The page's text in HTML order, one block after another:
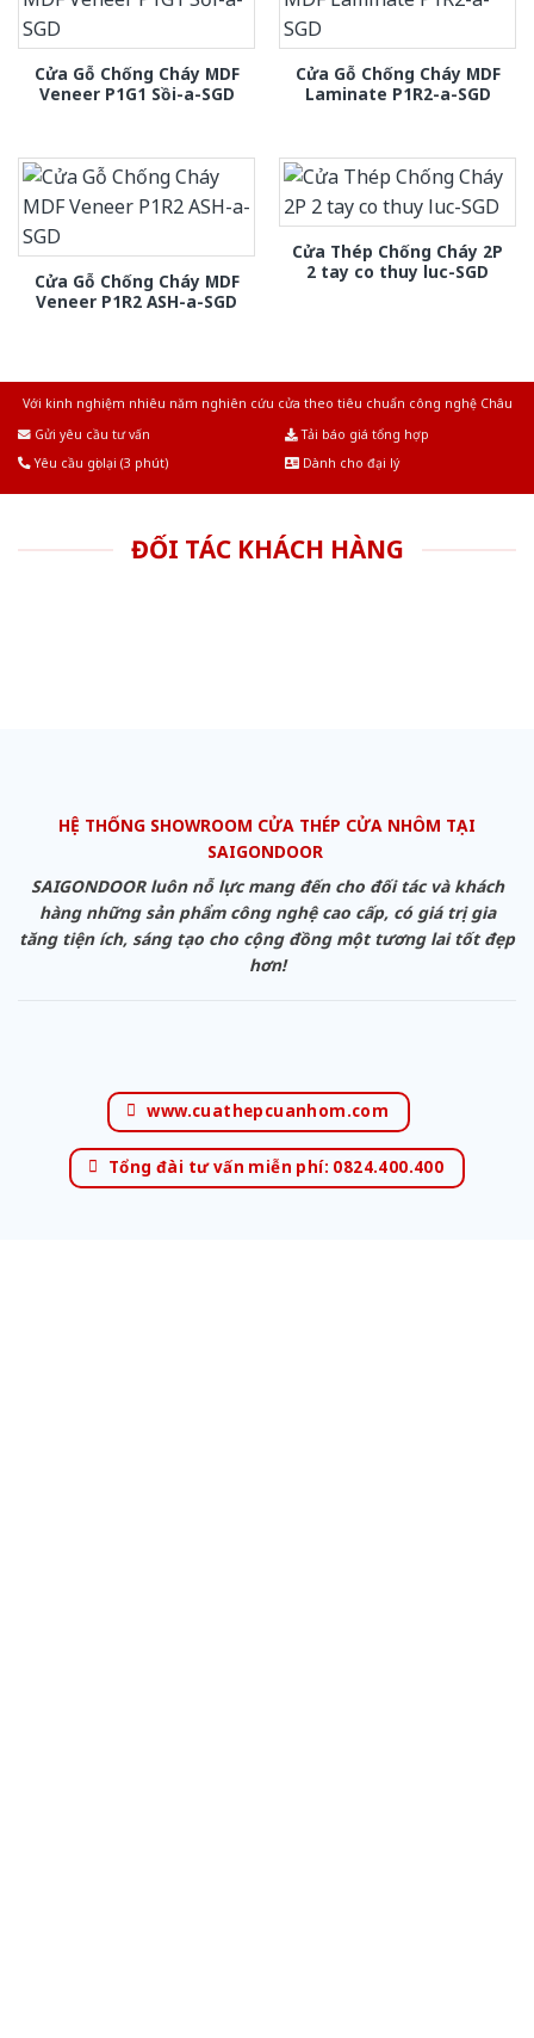
Cửa Gỗ Chống Cháy MDF
Veneer P1G1 Sồi-a-SGD
Cửa Gỗ Chống Cháy MDF
Laminate P1R2-a-SGD
Cửa Gỗ Chống Cháy MDF
Veneer P1R2 ASH-a-SGD
Cửa Thép Chống Cháy 2P
2 tay co thuy luc-SGD
Với kinh nghiệm nhiêu năm nghiên cứu cửa theo tiêu chuẩn công nghệ Châu
Gửi yêu cầu tư vấn
Tải báo giá tổng hợp
Yêu cầu gọi lại (3 phút)
Dành cho đại lý
ĐỐI TÁC KHÁCH HÀNG
HỆ THỐNG SHOWROOM CỬA THÉP CỬA NHÔM TẠI
SAIGONDOOR
SAIGONDOOR luôn nỗ lực mang đến cho đối tác và khách
hàng những sản phẩm công nghệ cao cấp, có giá trị gia
tăng tiện ích, sáng tạo cho cộng đồng một tương lai tốt đẹp
hơn!
www.cuathepcuanhom.com
Tổng đài tư vấn miễn phí: 0824.400.400